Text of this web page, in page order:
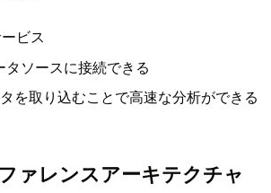
ビス
ソースに接続できる
を取り込むことで高速な分析ができる
ァレンスアーキテクチャ